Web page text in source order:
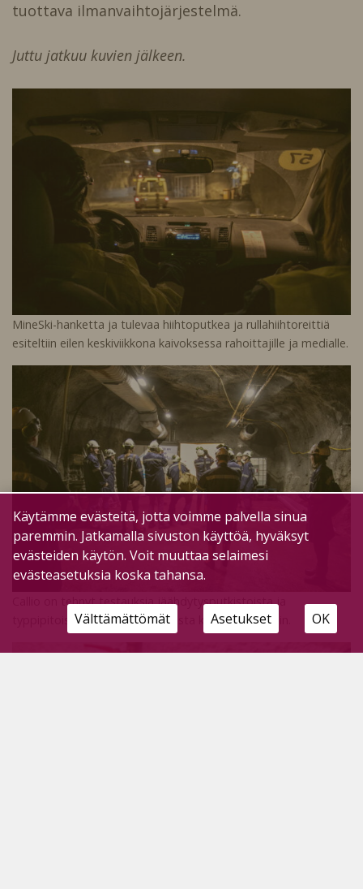
tuottava ilmanvaihtojärjestelmä.
Juttu jatkuu kuvien jälkeen.
MineSki-hanketta ja tulevaa hiihtoputkea ja rullahiihtoreittiä
esiteltiin eilen keskiviikkona kaivoksessa rahoittajille ja medialle.
Callio on tehnyt testauksia jäähdytysputkistoista ja
typpipitoisuuden saavuttamisesta kaivoksen tiloihin.
Käytämme evästeitä, jotta voimme palvella sinua
paremmin. Jatkamalla sivuston käyttöä, hyväksyt
evästeiden käytön. Voit muuttaa selaimesi
evästeasetuksia koska tahansa.
Välttämättömät Asetukset OK